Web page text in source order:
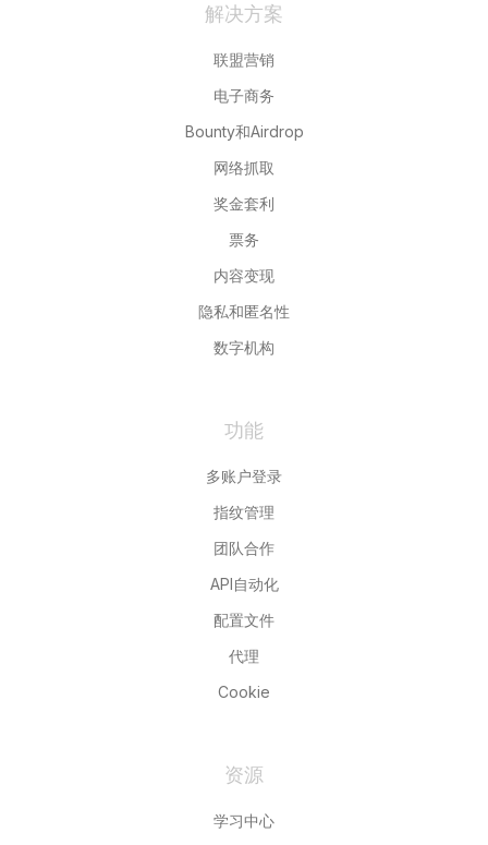
解决方案
联盟营销
电子商务
Bounty和Airdrop
网络抓取
奖金套利
票务
内容变现
隐私和匿名性
数字机构
功能
多账户登录
指纹管理
团队合作
API自动化
配置文件
代理
Cookie
资源
学习中心